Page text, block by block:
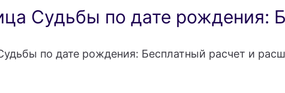
Судьбы по дате рождения:
по дате рождения: Бесплатный расчет и